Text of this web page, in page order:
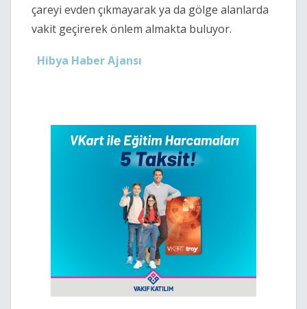
çareyi evden çıkmayarak ya da gölge alanlarda
vakit geçirerek önlem almakta buluyor.
Hibya Haber Ajansı